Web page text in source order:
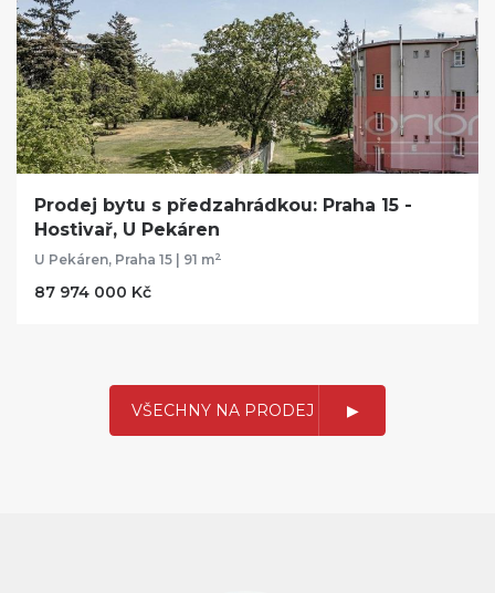
Prodej bytu s předzahrádkou: Praha 15 -
Hostivař, U Pekáren
U Pekáren, Praha 15 | 91 m2
87 974 000 Kč
VŠECHNY NA PRODEJ